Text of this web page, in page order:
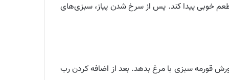
طعم خوبی پیدا کند. پس از سرخ شدن پیاز، سبزی‌های
قورمه سبزی با مرغ بدهد. بعد از اضافه کردن رب